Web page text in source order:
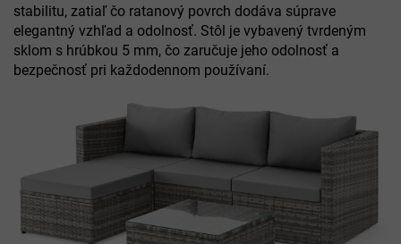
stabilitu, zatiaľ čo ratanový povrch dodáva súprave
elegantný vzhľad a odolnosť. Stôl je vybavený tvrdeným
sklom s hrúbkou 5 mm, čo zaručuje jeho odolnosť a
bezpečnosť pri každodennom používaní.